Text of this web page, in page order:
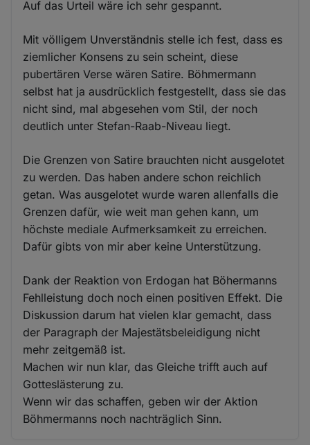
Auf das Urteil wäre ich sehr gespannt.
Mit völligem Unverständnis stelle ich fest, dass es
ziemlicher Konsens zu sein scheint, diese
pubertären Verse wären Satire. Böhmermann
selbst hat ja ausdrücklich festgestellt, dass sie das
nicht sind, mal abgesehen vom Stil, der noch
deutlich unter Stefan-Raab-Niveau liegt.
Die Grenzen von Satire brauchten nicht ausgelotet
zu werden. Das haben andere schon reichlich
getan. Was ausgelotet wurde waren allenfalls die
Grenzen dafür, wie weit man gehen kann, um
höchste mediale Aufmerksamkeit zu erreichen.
Dafür gibts von mir aber keine Unterstützung.
Dank der Reaktion von Erdogan hat Böhermanns
Fehlleistung doch noch einen positiven Effekt. Die
Diskussion darum hat vielen klar gemacht, dass
der Paragraph der Majestätsbeleidigung nicht
mehr zeitgemäß ist.
Machen wir nun klar, das Gleiche trifft auch auf
Gotteslästerung zu.
Wenn wir das schaffen, geben wir der Aktion
Böhmermanns noch nachträglich Sinn.